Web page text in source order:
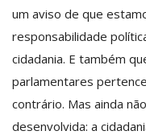
um aviso de que
responsabilidade
cidadania. E também
parlamentares
contrário. Mas ainda
desenvolvida: a